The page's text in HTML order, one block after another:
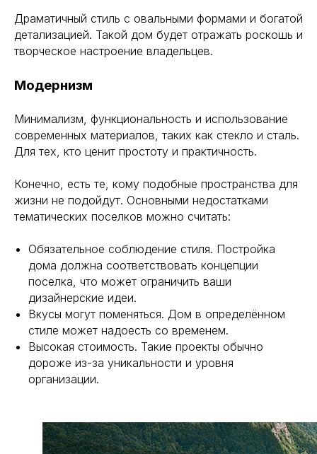
Драматичный стиль с овальными формами и богатой
детализацией. Такой дом будет отражать роскошь и
творческое настроение владельцев.
Модернизм
Минимализм, функциональность и использование
современных материалов, таких как стекло и сталь.
Для тех, кто ценит простоту и практичность.
Конечно, есть те, кому подобные пространства для
жизни не подойдут. Основными недостатками
тематических поселков можно считать:
Обязательное соблюдение стиля. Постройка
дома должна соответствовать концепции
поселка, что может ограничить ваши
дизайнерские идеи.
Вкусы могут поменяться. Дом в определённом
стиле может надоесть со временем.
Высокая стоимость. Такие проекты обычно
дороже из-за уникальности и уровня
организации.
МЕНЮ
Проекты
Услуги
О компании
Отзывы
СВЯЗАТЬСЯ С НАМИ
+7 (495) 150-70-93 9:00 — 21:00
ВРЕМЯ РАБОТЫ
Пресса о нас
Поселки
Контакты